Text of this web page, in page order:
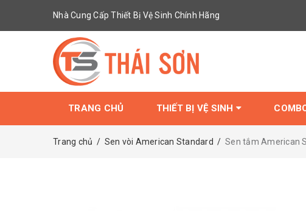
Nhà Cung Cấp Thiết Bị Vệ Sinh Chính Hãng
TRANG CHỦ THIẾT BỊ VỆ SINH
Trang chủ / Sen vòi American Standard / Sen tắm American